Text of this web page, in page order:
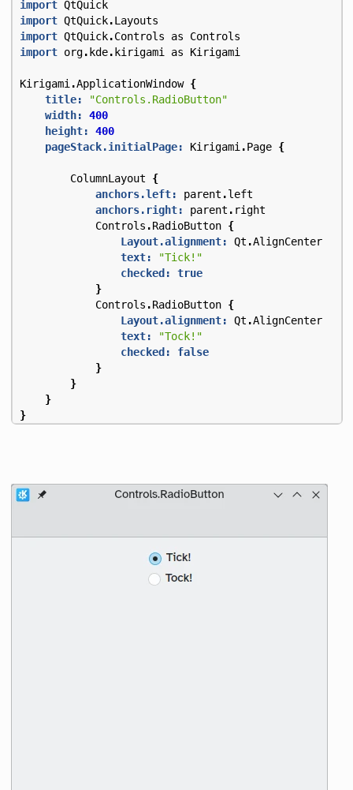
import QtQuick
import QtQuick.Layouts
import QtQuick.Controls as
Controls
import org. kde. kirigami as Kirigami
Kirigami .ApplicationWindow {
title:
"Controls.RadioButton"
width:
400
height:
400
pageStack.initialPage:
Kirigami .Page {
ColumnLayout
{
anchors.left:
parent .left
anchors.right:
parent . right
Controls .RadioButton {
Layout.alignment:
Qt .AlignCenter
text:
"Tick!"
checked:
true
}
Controls .RadioButton {
Layout.alignment:
Qt .AlignCenter
text:
"Tock!"
checked:
false
}
}
}
}